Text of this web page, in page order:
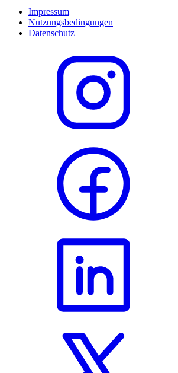
Impressum
Nutzungsbedingungen
Datenschutz